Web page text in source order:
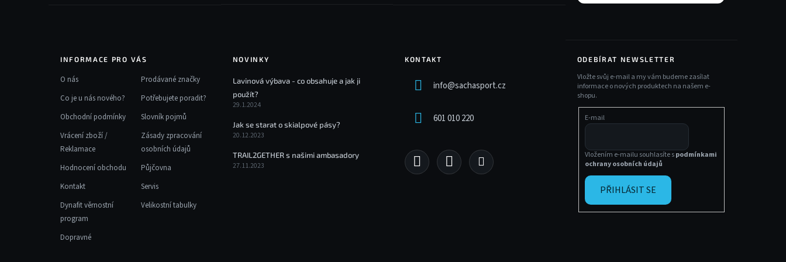
INFORMACE PRO VÁS
O nás
Co je u nás nového?
Obchodní podmínky
Vrácení zboží /
Reklamace
Hodnocení obchodu
Kontakt
Dynafit věrnostní
program
Dopravné
Prodávané značky
Potřebujete poradit?
Slovník pojmů
Zásady zpracování
osobních údajů
Půjčovna
Servis
Velikostní tabulky
NOVINKY
Lavinová výbava - co obsahuje a jak ji
použít?
29.1.2024
Jak se starat o skialpové pásy?
20.12.2023
TRAIL2GETHER s našimi ambasadory
27.11.2023
KONTAKT
info@sachasport.cz
601 010 220
ODEBÍRAT NEWSLETTER
Vložte svůj e-mail a my vám budeme zasílat
informace o nových produktech na našem e-
shopu.
E-mail
Vložením e-mailu souhlasíte spodmínkami
ochrany osobních údajů
PŘIHLÁSIT SE